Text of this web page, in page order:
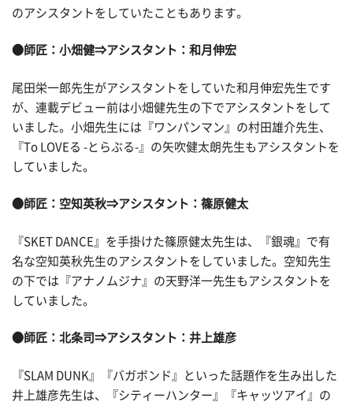
のアシスタントをしていたこともあります。
●師匠：小畑健⇒アシスタント：和月伸宏
尾田栄一郎先生がアシスタントをしていた和月伸宏先生です
が、連載デビュー前は小畑健先生の下でアシスタントをして
いました。小畑先生には『ワンパンマン』の村田雄介先生、
『To LOVEる -とらぶる-』の矢吹健太朗先生もアシスタントを
していました。
●師匠：空知英秋⇒アシスタント：篠原健太
『SKET DANCE』を手掛けた篠原健太先生は、『銀魂』で有
名な空知英秋先生のアシスタントをしていました。空知先生
の下では『アナノムジナ』の天野洋一先生もアシスタントを
していました。
●師匠：北条司 ⇒アシスタント：井上雄彦
『SLAM DUNK』『バガボンド』といった話題作を生み出した
井上雄彦先生は、『シティーハンター』『キャッツアイ』の